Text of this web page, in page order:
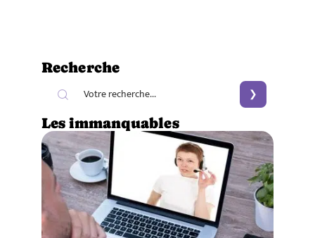
Recherche
Les immanquables